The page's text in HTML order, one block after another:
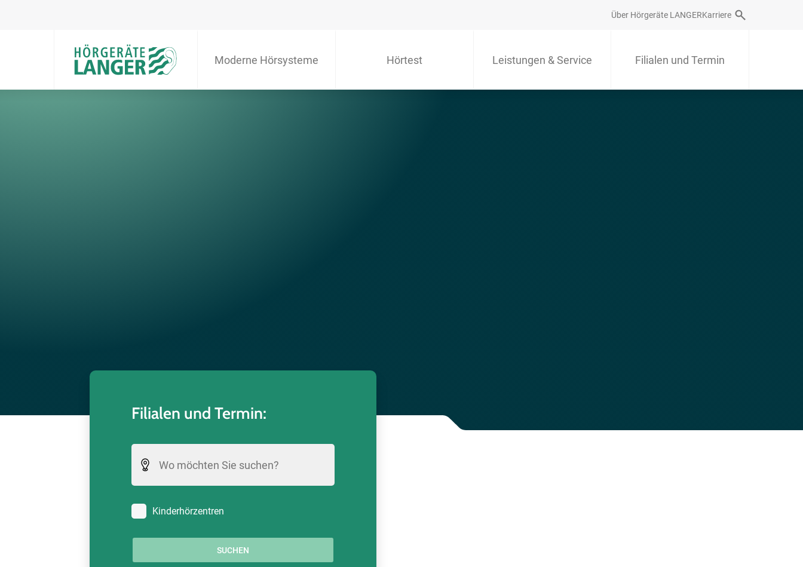
Über Hörgeräte LANGERKarriere
Moderne Hörsysteme Hörtest Leistungen & Service Filialen und Termin
Filialen und Termin:
Kinderhörzentren
SUCHEN